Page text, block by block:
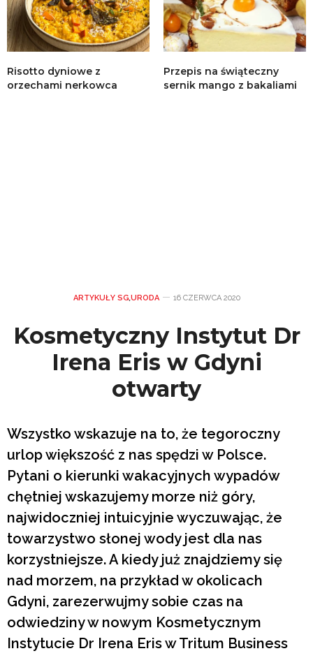
Risotto dyniowe z
orzechami nerkowca
Przepis na świąteczny
sernik mango z bakaliami
ARTYKUŁY SG,URODA 16 CZERWCA 2020
Kosmetyczny Instytut Dr
Irena Eris w Gdyni
otwarty
Wszystko wskazuje na to, że tegoroczny
urlop większość z nas spędzi w Polsce.
Pytani o kierunki wakacyjnych wypadów
chętniej wskazujemy morze niż góry,
najwidoczniej intuicyjnie wyczuwając, że
towarzystwo słonej wody jest dla nas
korzystniejsze. A kiedy już znajdziemy się
nad morzem, na przykład w okolicach
Gdyni, zarezerwujmy sobie czas na
odwiedziny w nowym Kosmetycznym
Instytucie Dr Irena Eris w Tritum Business